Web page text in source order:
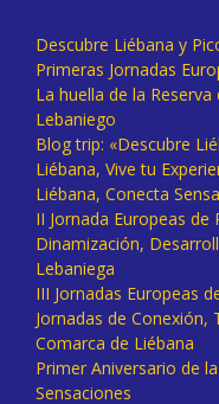
Descubre Liébana y
Primeras Jornadas
La huella de la
Lebaniego
Blog trip: «Descubre
Liébana, Vive tu
Liébana, Conecta
II Jornada Europeas
Dinamización,
Lebaniega
III Jornadas Europeas
Jornadas de Conexión,
Comarca de Liébana
Primer Aniversario de
Sensaciones